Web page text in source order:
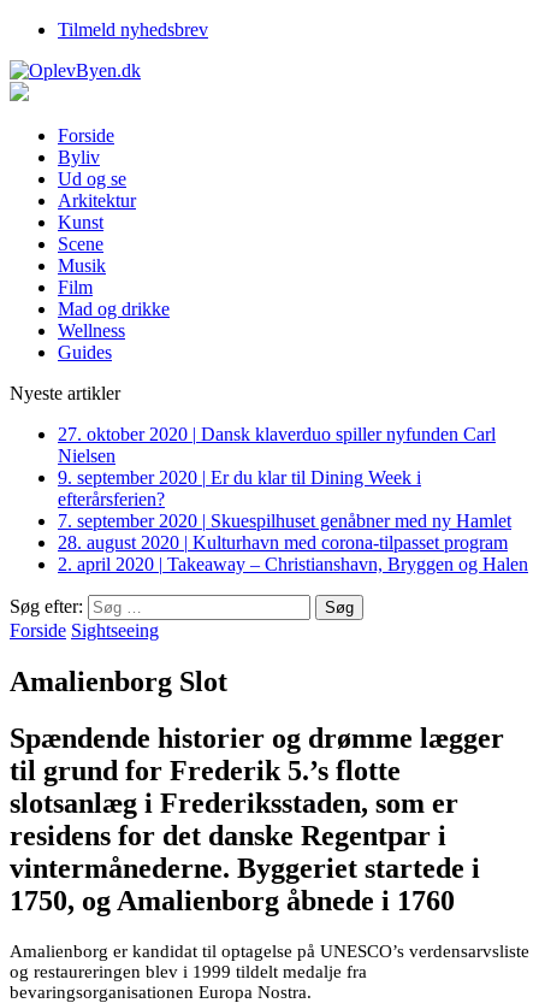
Tilmeld nyhedsbrev
Forside
Byliv
Ud og se
Arkitektur
Kunst
Scene
Musik
Film
Mad og drikke
Wellness
Guides
Nyeste artikler
27. oktober 2020 | Dansk klaverduo spiller nyfunden Carl
Nielsen
9. september 2020 | Er du klar til Dining Week i
efterårsferien?
7. september 2020 | Skuespilhuset genåbner med ny Hamlet
28. august 2020 | Kulturhavn med corona-tilpasset program
2. april 2020 | Takeaway – Christianshavn, Bryggen og Halen
Søg efter:
Forside Sightseeing
Amalienborg Slot
Spændende historier og drømme lægger
til grund for Frederik 5.’s flotte
slotsanlæg i Frederiksstaden, som er
residens for det danske Regentpar i
vintermånederne. Byggeriet startede i
1750, og Amalienborg åbnede i 1760
Amalienborg er kandidat til optagelse på UNESCO’s verdensarvsliste
og restaureringen blev i 1999 tildelt medalje fra
bevaringsorganisationen Europa Nostra.